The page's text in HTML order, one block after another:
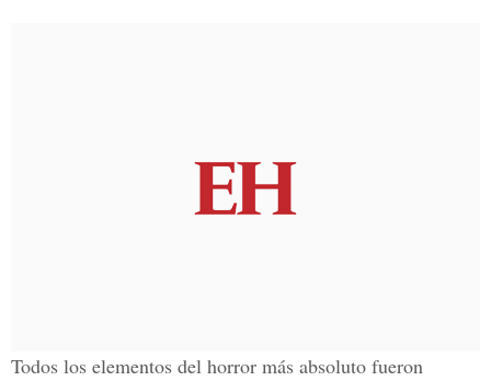
Todos los elementos del horror más absoluto fueron